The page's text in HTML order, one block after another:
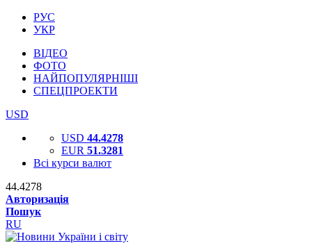
РУС
УКР
ВІДЕО
ФОТО
НАЙПОПУЛЯРНІШІ
СПЕЦПРОЕКТИ
USD
USD 44.4278
EUR 51.3281
Всі курси валют
44.4278
Авторизація
Пошук
RU